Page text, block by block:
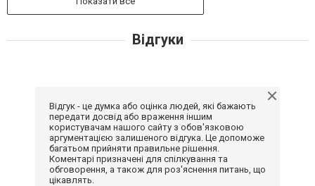
Відгуки
Відгук - це думка або оцінка людей, які бажають
передати досвід або враження іншим
користувачам нашого сайту з обов'язковою
аргументацією залишеного відгука. Це допоможе
багатьом прийняти правильне рішення.
Коментарі призначені для спілкування та
обговорення, а також для роз'яснення питань, що
цікавлять.